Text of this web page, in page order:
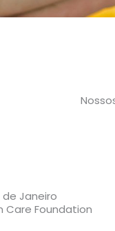
de Janeiro
Care Foundation